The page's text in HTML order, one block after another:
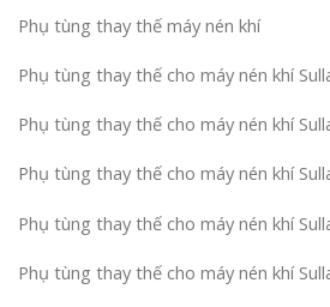
Phụ tùng thay thế máy nén khí
Phụ tùng thay thế cho máy nén khí
Phụ tùng thay thế cho máy nén khí
Phụ tùng thay thế cho máy nén khí
Phụ tùng thay thế cho máy nén khí
Phụ tùng thay thế cho máy nén khí